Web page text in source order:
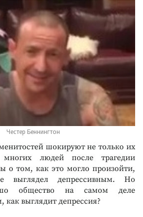
Честер Беннингтон
шокируют не только их
людей после трагедии
о том, как это могло произойти,
выглядел депрессивным. Но
общество на самом деле
как выглядит депрессия?